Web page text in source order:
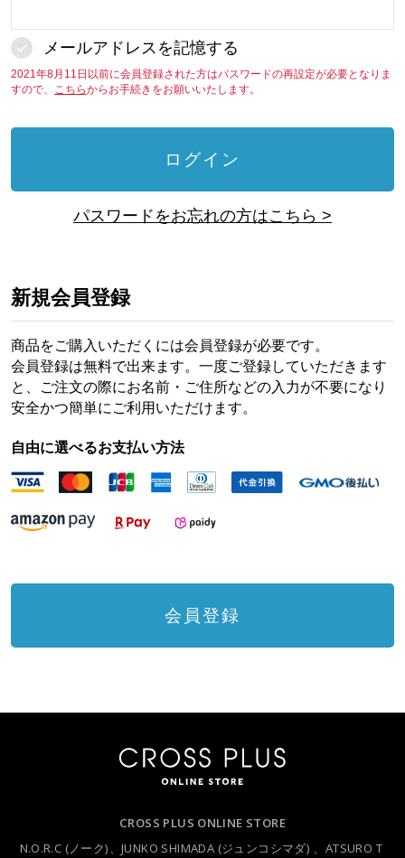
メールアドレスを記憶する
2021年8月11日以前に会員登録された方はパスワードの再設定が必要となりま
すので、
こちらからお手続きをお願いいたします。
ログイン
パスワードをお忘れの方はこちら >
新規会員登録
商品をご購入いただくには会員登録が必要です。
会員登録は無料で出来ます。一度ご登録していただきます
と、ご注文の際にお名前・ご住所などの入力が不要になり
安全かつ簡単にご利用いただけます。
自由に選べるお支払い方法
会員登録
CROSS PLUS ONLINE STORE
N.O.R.C (ノーク)、JUNKO SHIMADA (ジュンコシマダ) 、ATSURO T